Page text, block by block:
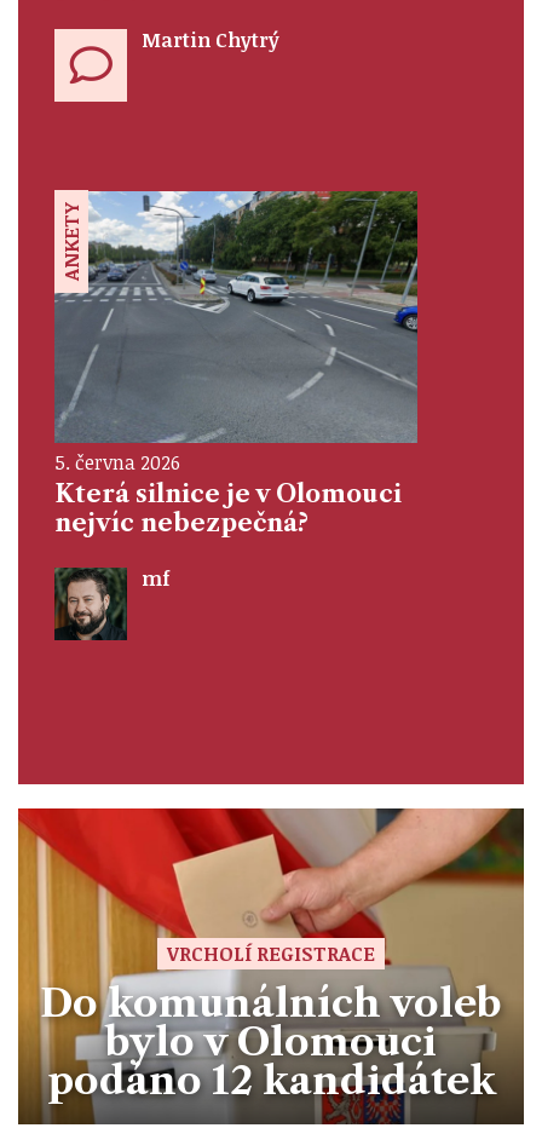
Martin Chytrý
ANKETY
5. června 2026
Která silnice je v Olomouci
nejvíc nebezpečná?
mf
VRCHOLÍ REGISTRACE
Do komunálních voleb
bylo v Olomouci
podáno 12 kandidátek